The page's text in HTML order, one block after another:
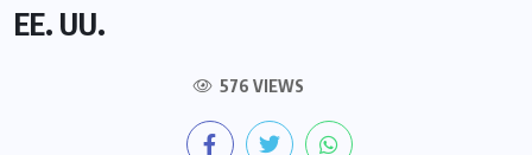
EE. UU.
576 VIEWS